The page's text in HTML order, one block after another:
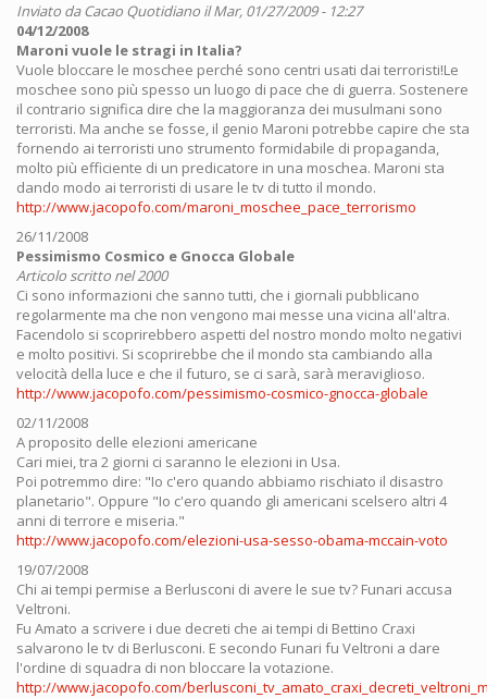
Inviato daCacao Quotidiano il Mar, 01/27/2009 - 12:27
04/12/2008
Maroni vuole le stragi in Italia?
Vuole bloccare le moschee perché sono centri usati dai terroristi!Le
moschee sono più spesso un luogo di pace che di guerra. Sostenere
il contrario significa dire che la maggioranza dei musulmani sono
terroristi. Ma anche se fosse, il genio Maroni potrebbe capire che sta
fornendo ai terroristi uno strumento formidabile di propaganda,
molto più efficiente di un predicatore in una moschea. Maroni sta
dando modo ai terroristi di usare le tv di tutto il mondo.
http://www.jacopofo.com/maroni_moschee_pace_terrorismo
26/11/2008
Pessimismo Cosmico e Gnocca Globale
Articolo scritto nel 2000
Ci sono informazioni che sanno tutti, che i giornali pubblicano
regolarmente ma che non vengono mai messe una vicina all'altra.
Facendolo si scoprirebbero aspetti del nostro mondo molto negativi
e molto positivi. Si scoprirebbe che il mondo sta cambiando alla
velocità della luce e che il futuro, se ci sarà, sarà meraviglioso.
http://www.jacopofo.com/pessimismo-cosmico-gnocca-globale
02/11/2008
A proposito delle elezioni americane
Cari miei, tra 2 giorni ci saranno le elezioni in Usa.
Poi potremmo dire: "Io c'ero quando abbiamo rischiato il disastro
planetario". Oppure "Io c'ero quando gli americani scelsero altri 4
anni di terrore e miseria."
http://www.jacopofo.com/elezioni-usa-sesso-obama-mccain-voto
19/07/2008
Chi ai tempi permise a Berlusconi di avere le sue tv? Funari accusa
Veltroni.
Fu Amato a scrivere i due decreti che ai tempi di Bettino Craxi
salvarono le tv di Berlusconi. E secondo Funari fu Veltroni a dare
l'ordine di squadra di non bloccare la votazione.
http://www.jacopofo.com/